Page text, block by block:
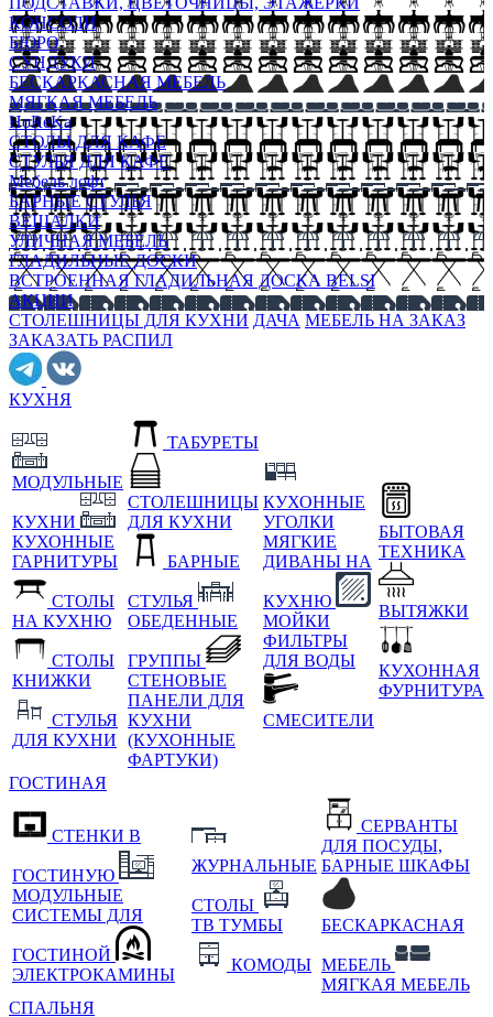
КОНСОЛИ
БЮРО
СУНДУКИ
БЕСКАРКАСНАЯ МЕБЕЛЬ
МЯГКАЯ МЕБЕЛЬ
HoReKa
СТОЛЫ ДЛЯ КАФЕ
СТУЛЬЯ ДЛЯ КАФЕ
Мебель лофт
БАРНЫЕ СТУЛЬЯ
ВЕШАЛКИ
УЛИЧНАЯ МЕБЕЛЬ
ГЛАДИЛЬНЫЕ ДОСКИ
ВСТРОЕННАЯ ГЛАДИЛЬНАЯ ДОСКА BELSI
АКЦИИ
СТОЛЕШНИЦЫ ДЛЯ КУХНИ ДАЧА МЕБЕЛЬ НА ЗАКАЗ
ЗАКАЗАТЬ РАСПИЛ
КУХНЯ
МОДУЛЬНЫЕ
КУХНИ
КУХОННЫЕ
ГАРНИТУРЫ
СТОЛЫ
НА КУХНЮ
СТОЛЫ
КНИЖКИ
СТУЛЬЯ
ДЛЯ КУХНИ
ТАБУРЕТЫ
СТОЛЕШНИЦЫ
ДЛЯ КУХНИ
БАРНЫЕ
СТУЛЬЯ
ОБЕДЕННЫЕ
ГРУППЫ
СТЕНОВЫЕ
ПАНЕЛИ ДЛЯ
КУХНИ
(КУХОННЫЕ
ФАРТУКИ)
КУХОННЫЕ
УГОЛКИ
МЯГКИЕ
ДИВАНЫ НА
КУХНЮ
МОЙКИ
ФИЛЬТРЫ
ДЛЯ ВОДЫ
СМЕСИТЕЛИ
БЫТОВАЯ
ТЕХНИКА
ВЫТЯЖКИ
КУХОННАЯ
ФУРНИТУРА
ГОСТИНАЯ
СТЕНКИ В
ГОСТИНУЮ
МОДУЛЬНЫЕ
СИСТЕМЫ ДЛЯ
ГОСТИНОЙ
ЭЛЕКТРОКАМИНЫ
ЖУРНАЛЬНЫЕ
СТОЛЫ
ТВ ТУМБЫ
КОМОДЫ
СЕРВАНТЫ
ДЛЯ ПОСУДЫ,
БАРНЫЕ ШКАФЫ
БЕСКАРКАСНАЯ
МЕБЕЛЬ
МЯГКАЯ МЕБЕЛЬ
СПАЛЬНЯ